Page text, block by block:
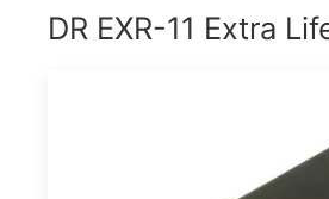
DR EXR-11 Extra